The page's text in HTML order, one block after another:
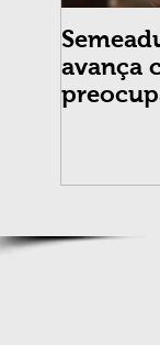
avança